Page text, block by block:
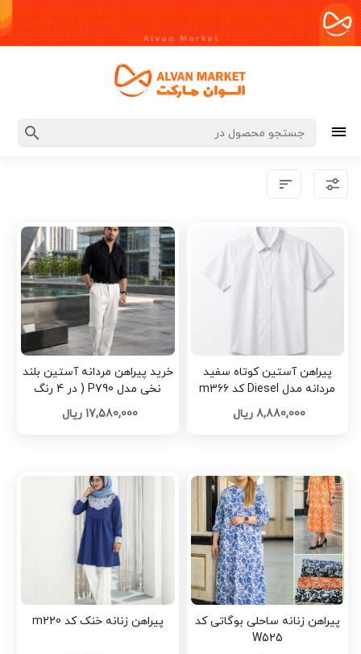
پیراهن آستین کوتاه سفید
مردانه مدل Diesel کد m366
8,880,000 ریال
خرید پیراهن مردانه آستین بلند
نخی مدل P790 ( در 4 رنگ
بندی ) کدG889
17,580,000 ریال
پیراهن زنانه ساحلی بوگاتی کد
W525
پیراهن زنانه خنک کد m220